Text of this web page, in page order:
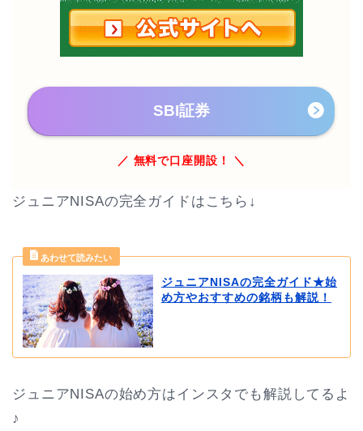
SBI証券
／ 無料で口座開設！ ＼
ジュニアNISAの完全ガイドはこちら↓
ジュニアNISAの完全ガイド★始
め方やおすすめの銘柄も解説！
ジュニアNISAの始め方はインスタでも解説してるよ
♪